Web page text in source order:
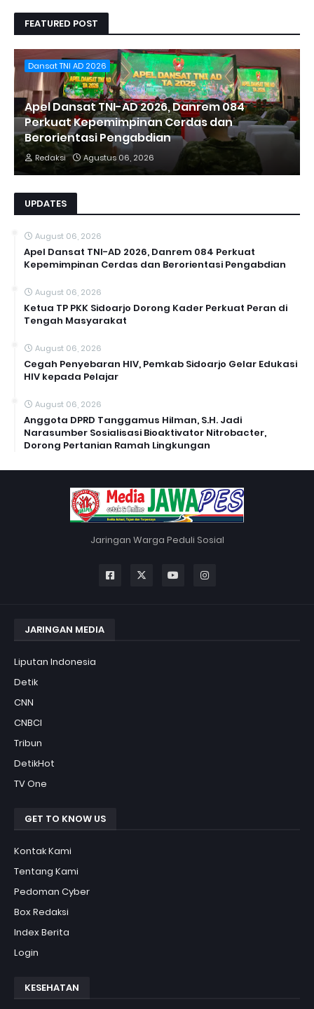
FEATURED POST
Dansat TNI AD 2026
Apel Dansat TNI-AD 2026, Danrem 084
Perkuat Kepemimpinan Cerdas dan
Berorientasi Pengabdian
Redaksi Agustus 06, 2026
UPDATES
August 06, 2026
Apel Dansat TNI-AD 2026, Danrem 084 Perkuat
Kepemimpinan Cerdas dan Berorientasi Pengabdian
August 06, 2026
Ketua TP PKK Sidoarjo Dorong Kader Perkuat Peran di
Tengah Masyarakat
August 06, 2026
Cegah Penyebaran HIV, Pemkab Sidoarjo Gelar Edukasi
HIV kepada Pelajar
August 06, 2026
Anggota DPRD Tanggamus Hilman, S.H. Jadi
Narasumber Sosialisasi Bioaktivator Nitrobacter,
Dorong Pertanian Ramah Lingkungan
Jaringan Warga Peduli Sosial
JARINGAN MEDIA
Liputan Indonesia
Detik
CNN
CNBCI
Tribun
DetikHot
TV One
GET TO KNOW US
Kontak Kami
Tentang Kami
Pedoman Cyber
Box Redaksi
Index Berita
Login
KESEHATAN